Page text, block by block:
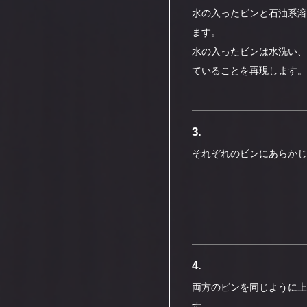
水の入ったビンと石油系
ます。
水の入ったビンは水洗い
ていることを再現します。
3.
それぞれのビンにあらか
4.
両方のビンを同じように